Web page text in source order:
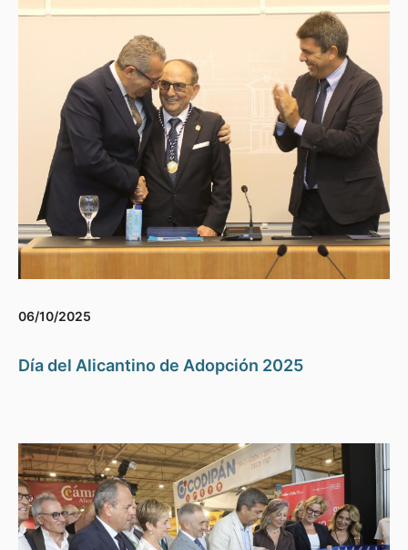
06/10/2025
Día del Alicantino de Adopción 2025